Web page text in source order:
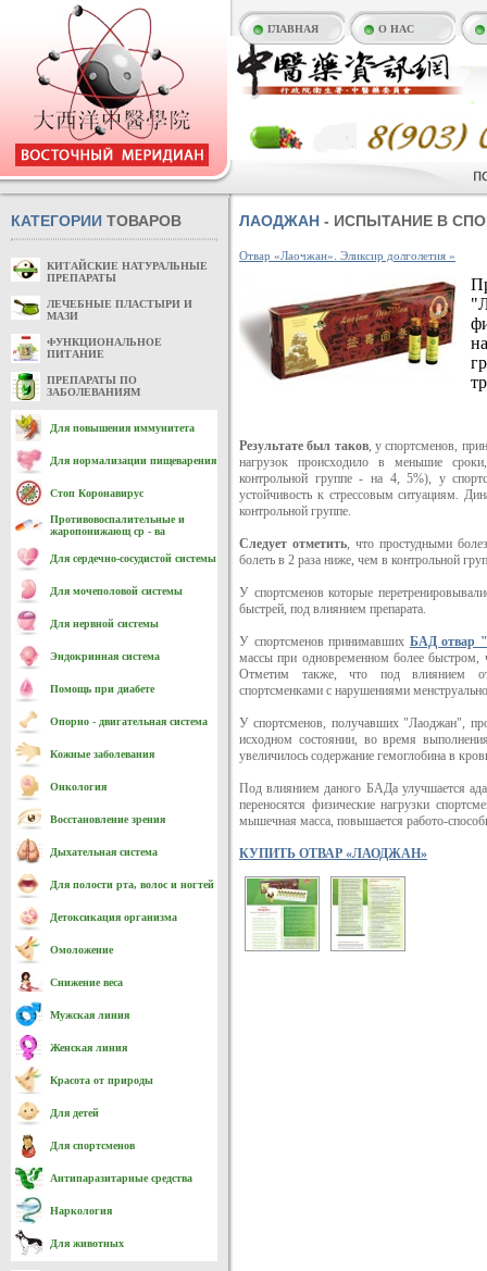
ГЛАВНАЯ О НАС
КАТЕГОРИИ ТОВАРОВ
КИТАЙСКИЕ НАТУРАЛЬНЫЕ
ПРЕПАРАТЫ
ЛЕЧЕБНЫЕ ПЛАСТЫРИ И
МАЗИ
ФУНКЦИОНАЛЬНОЕ
ПИТАНИЕ
ПРЕПАРАТЫ ПО
ЗАБОЛЕВАНИЯМ
Для повышения иммунитета
Для нормализации пищеварения
Стоп Коронавирус
Противовоспалительные и
жаропонижающ ср - ва
Для сердечно-cосудистой системы
Для мочеполовой системы
Для нервной системы
Эндокринная система
Помощь при диабете
Опорно - двигательная система
Кожные заболевания
Онкология
Восстановление зрения
Дыхательная система
Для полости рта, волос и ногтей
Детоксикация организма
Омоложение
Снижение веса
Мужская линия
Женская линия
Красота от природы
Для детей
Для спортсменов
Антипаразитарные средства
Наркология
Для животных
ЛАОДЖАН - ИСПЫТАНИЕ В
Отвар «Лаочжан». Эликсир долголетия »
Результате был таков, у спортсменов,
нагрузок происходило в меньшие
контрольной группе - на 4, 5%), у
устойчивость к стрессовым ситуациям.
контрольной группе.
Следует отметить, что простудными
болеть в 2 раза ниже, чем в контрольной
У спортсменов которые
быстрей, под влиянием препарата.
У спортсменов принимавших БАД отвар
массы при одновременном более быстром,
Отметим также, что под влиянием
спортсменками с нарушениями
У спортсменов, получавших "Лаоджан",
исходном состоянии, во время
увеличилось содержание гемоглобина в
Под влиянием даного БАДа улучшается
переносятся физические нагрузки
мышечная масса, повышается работо-
КУПИТЬ ОТВАР «ЛАОДЖАН»